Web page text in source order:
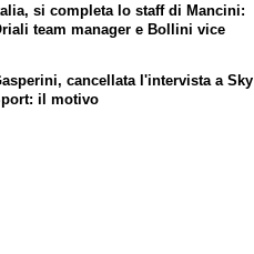
si completa lo staff di Mancini:
team manager e Bollini vice
cancellata l'intervista a Sky
il motivo